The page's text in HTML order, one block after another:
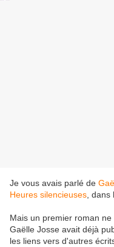
Je vous avais parlé de
Heures silencieuses ,
Mais un premier roman
Gaëlle Josse avait déjà
les liens vers d'autres